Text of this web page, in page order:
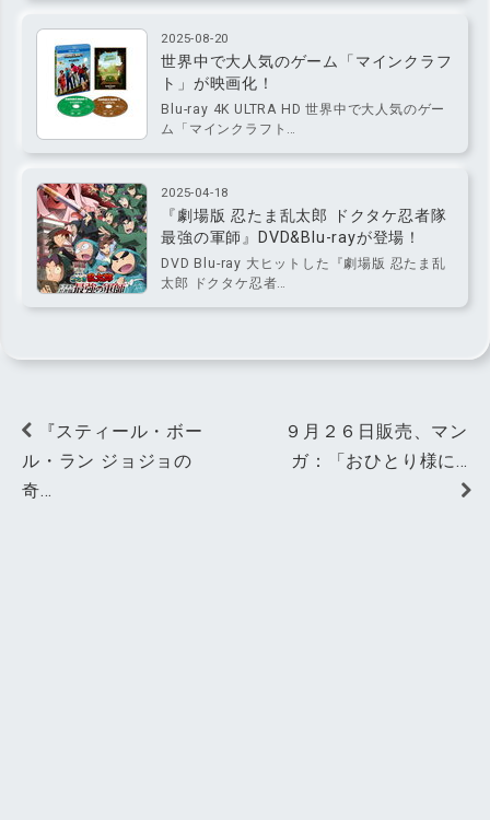
2025-08-20
世界中で大人気のゲーム「マインクラフ
ト」が映画化！
Blu-ray 4K ULTRA HD 世界中で大人気のゲー
ム「マインクラフト…
2025-04-18
『劇場版 忍たま乱太郎 ドクタケ忍者隊
最強の軍師』DVD&Blu-rayが登場！
DVD Blu-ray 大ヒットした『劇場版 忍たま乱
太郎 ドクタケ忍者…
『スティール・ボー
ル・ラン ジョジョの
奇…
９月２６日販売、マン
ガ：「おひとり様に…